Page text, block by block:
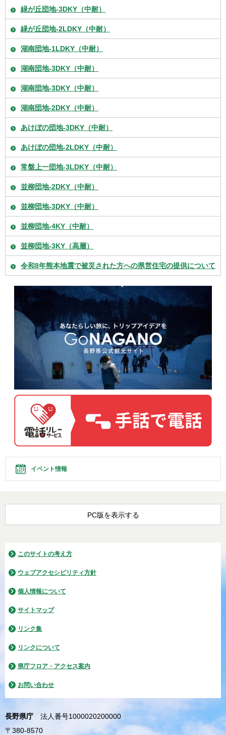
緑が丘団地-3DKY（中耐）
緑が丘団地-2LDKY（中耐）
湖南団地-1LDKY（中耐）
湖南団地-3DKY（中耐）
湖南団地-3DKY（中耐）
湖南団地-2DKY（中耐）
あけぼの団地-3DKY（中耐）
あけぼの団地-2LDKY（中耐）
常盤上一団地-3LDKY（中耐）
並柳団地-2DKY（中耐）
並柳団地-3DKY（中耐）
並柳団地-4KY（中耐）
並柳団地-3KY（高層）
令和8年熊本地震で被災された方への県営住宅の提供について
イベント情報
PC版を表示する
このサイトの考え方
ウェブアクセシビリティ方針
個人情報について
サイトマップ
リンク集
リンクについて
県庁フロア・アクセス案内
お問い合わせ
長野県庁
法人番号1000020200000
〒380-8570